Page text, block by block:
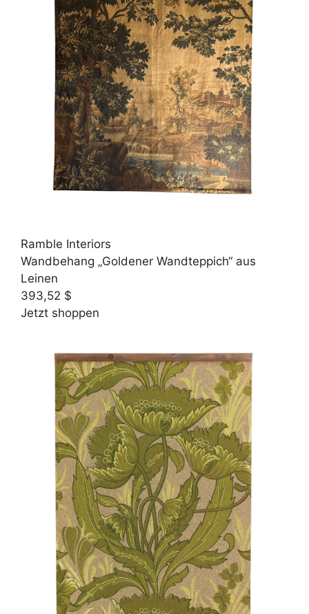
Ramble Interiors
Wandbehang „Goldener Wandteppich“ aus
Leinen
393,52 $
Jetzt shoppen